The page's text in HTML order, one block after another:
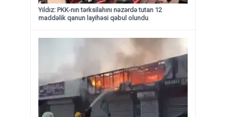
Yıldız: PKK-nın tərksilahını nəzərdə tutan 12
maddəlik qanun layihəsi qəbul olundu ​​​​​​​